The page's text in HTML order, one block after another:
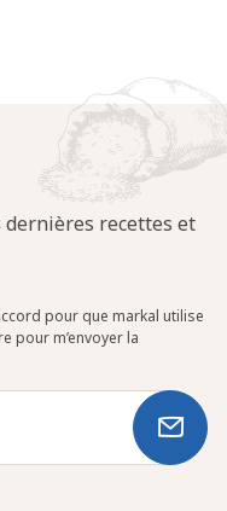
recettes et
pour que markal utilise
pour m’envoyer la